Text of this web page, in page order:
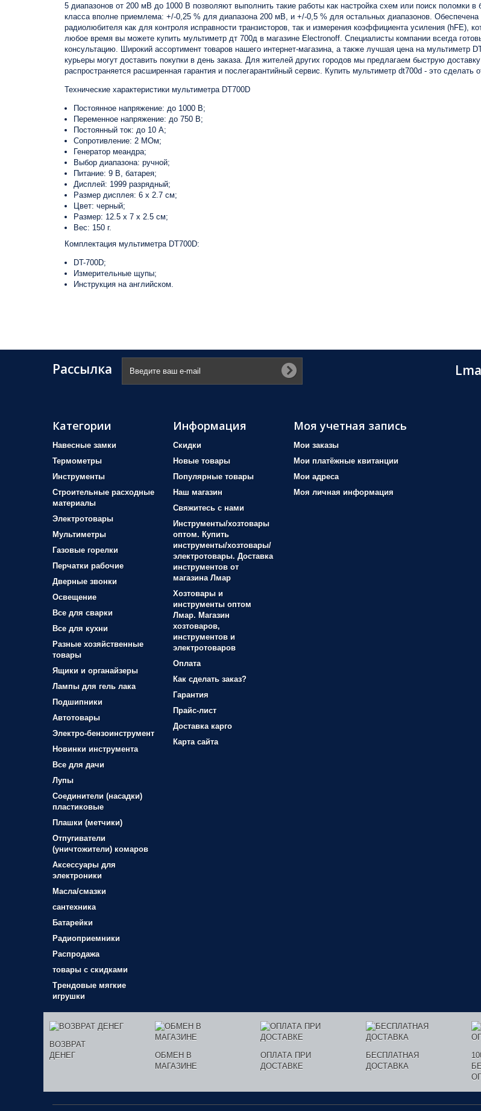
5 диапазонов от 200 мВ до 1000 В позволяют выполнить такие работы как настройка схем или поиск поломки
класса вполне приемлема: +/-0,25 % для диапазона 200 мВ, и +/-0,5 % для остальных диапазонов.
радиолюбителя как для контроля исправности транзисторов, так и измерения коэффициента усиления (hFE),
любое время вы можете купить мультиметр дт 700д в магазине Electronoff. Специалисты компании всегда
консультацию. Широкий ассортимент товаров нашего интернет-магазина, а также лучшая цена на
курьеры могут доставить покупки в день заказа. Для жителей других городов мы предлагаем быструю
распространяется расширенная гарантия и послегарантийный сервис. Купить мультиметр dt700d - это сделать
Технические характеристики мультиметра DT700D
Постоянное напряжение: до 1000 В;
Переменное напряжение: до 750 В;
Постоянный ток: до 10 А;
Сопротивление: 2 МОм;
Генератор меандра;
Выбор диапазона: ручной;
Питание: 9 В, батарея;
Дисплей: 1999 разрядный;
Размер дисплея: 6 х 2.7 см;
Цвет: черный;
Размер: 12.5 х 7 х 2.5 см;
Вес: 150 г.
Комплектация мультиметра DT700D:
DT-700D;
Измерительные щупы;
Инструкция на английском.
Рассылка
Категории
Навесные замки
Термометры
Инструменты
Строительные расходные
материалы
Электротовары
Мультиметры
Газовые горелки
Перчатки рабочие
Дверные звонки
Освещение
Все для сварки
Все для кухни
Разные хозяйственные
товары
Ящики и органайзеры
Лампы для гель лака
Подшипники
Автотовары
Электро-бензоинструмент
Новинки инструмента
Все для дачи
Лупы
Соединители (насадки)
пластиковые
Плашки (метчики)
Отпугиватели
(уничтожители) комаров
Аксессуары для
электроники
Масла/смазки
сантехника
Батарейки
Радиоприемники
Распродажа
товары с скидками
Трендовые мягкие
игрушки
Информация
Скидки
Новые товары
Популярные товары
Наш магазин
Свяжитесь с нами
Инструменты/хозтовары
оптом. Купить
инструменты/хозтовары/
электротовары. Доставка
инструментов от
магазина Лмар
Хозтовары и
инструменты оптом
Лмар. Магазин
хозтоваров,
инструментов и
электротоваров
Оплата
Как сделать заказ?
Гарантия
Прайс-лист
Доставка карго
Карта сайта
Моя учетная запись
Мои заказы
Мои платёжные квитанции
Мои адреса
Моя личная информация
ВОЗВРАТ
ДЕНЕГ
ОБМЕН В
МАГАЗИНЕ
ОПЛАТА ПРИ
ДОСТАВКЕ
БЕСПЛАТНАЯ
ДОСТАВКА